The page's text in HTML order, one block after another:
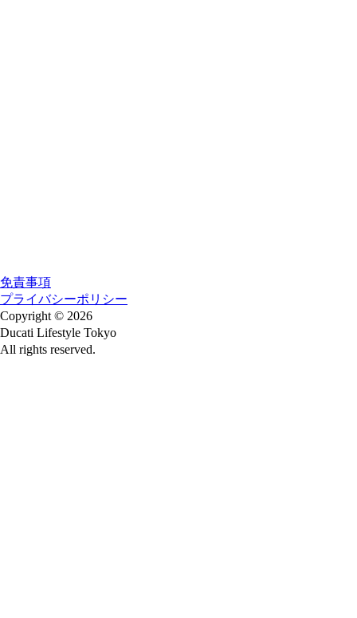
免責事項
プライバシーポリシー
Copyright © 2026
Ducati Lifestyle Tokyo
All rights reserved.